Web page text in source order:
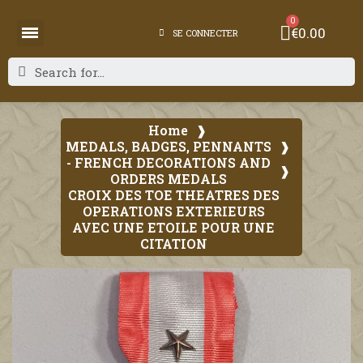
SE CONNECTER €0.00
Home
MEDALS, BADGES, PENNANTS
- FRENCH DECORATIONS AND
ORDERS MEDALS
CROIX DES TOE THEATRES DES
OPERATIONS EXTERIEURS
AVEC UNE ETOILE POUR UNE
CITATION